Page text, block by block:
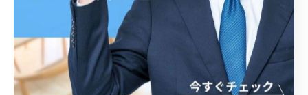
ネ設備の導入を行うことで、長く安心して暮らせます。
小田原市の地域性を活かしたリフォームを行うことで、
快適で安心な毎日をサポートする住まいが実現できま
す。